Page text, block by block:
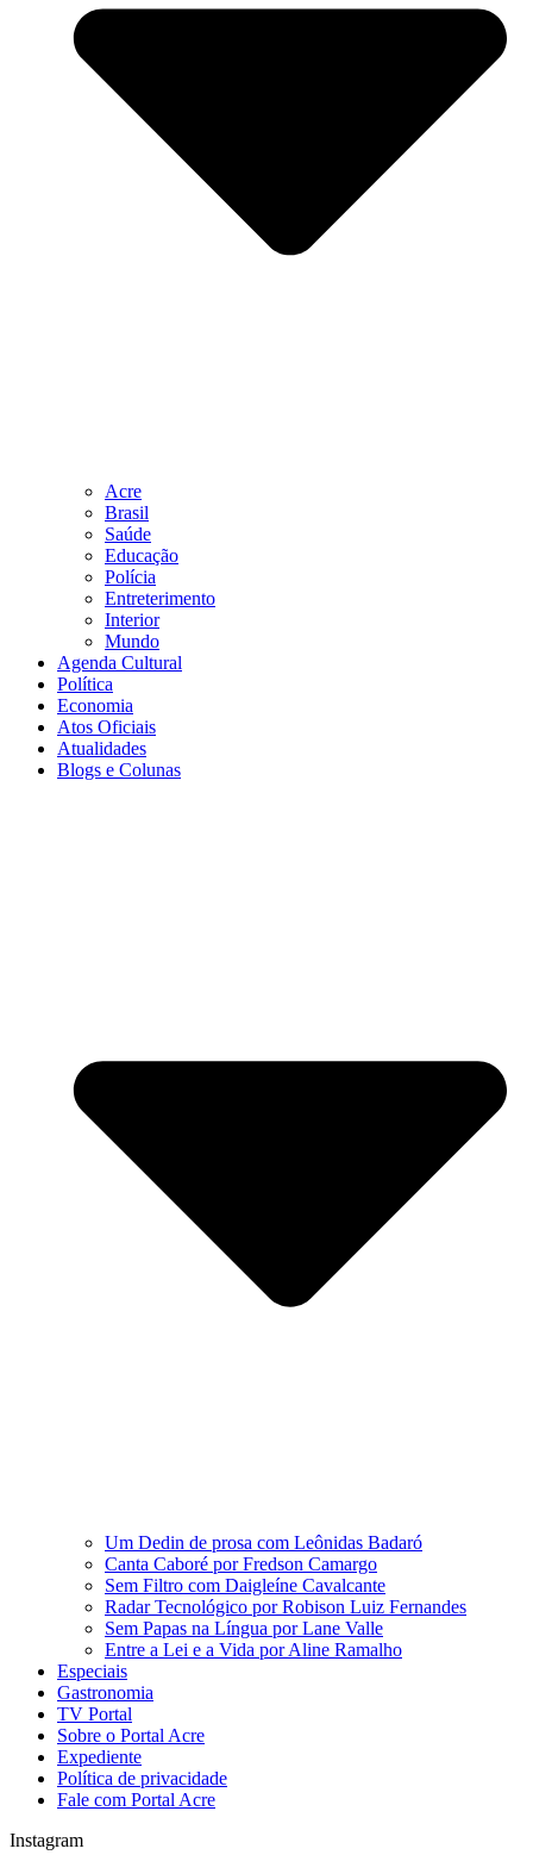
Acre
Brasil
Saúde
Educação
Polícia
Entreterimento
Interior
Mundo
Agenda Cultural
Política
Economia
Atos Oficiais
Atualidades
Blogs e Colunas
Um Dedin de prosa com Leônidas Badaró
Canta Caboré por Fredson Camargo
Sem Filtro com Daigleíne Cavalcante
Radar Tecnológico por Robison Luiz Fernandes
Sem Papas na Língua por Lane Valle
Entre a Lei e a Vida por Aline Ramalho
Especiais
Gastronomia
TV Portal
Sobre o Portal Acre
Expediente
Política de privacidade
Fale com Portal Acre
Instagram